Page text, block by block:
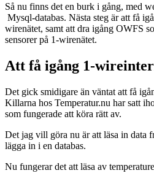
Så nu finns det en burk i gång, med
Mysql-databas. Nästa steg är att få
wirenätet, samt att dra igång OWFS
sensorer på 1-wirenätet.
Att få igång 1-
Det gick smidigare än väntat att få
Killarna hos Temperatur.nu har satt
som fungerade att köra rätt av.
Det jag vill göra nu är att läsa in data
lägga in i en databas.
Nu fungerar det att läsa av